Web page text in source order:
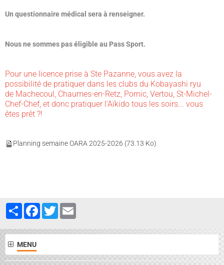
Un questionnaire médical sera à renseigner.
Nous ne sommes pas éligible au Pass Sport.
Pour une licence prise à Ste Pazanne, vous avez la
possibilité de pratiquer dans les clubs du Kobayashi ryu
de Machecoul, Chaumes-en-Retz, Pornic, Vertou, St-Michel-
Chef-Chef, et donc pratiquer l'Aïkido tous les soirs... vous
êtes prêt ?!
Planning semaine OARA 2025-2026 (73.13 Ko)
PartagerFacebook
Twitter
MENU